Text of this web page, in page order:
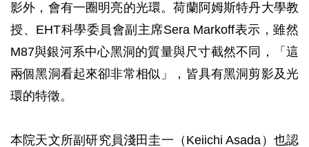
影外，會有一圈明亮的光環。荷蘭阿姆斯特丹大學教
授、EHT科學委員會副主席Sera Markoff表示，雖然
M87與銀河系中心黑洞的質量與尺寸截然不同，「這
兩個黑洞看起來卻非常相似」，皆具有黑洞剪影及光
環的特徵。
本院天文所副研究員淺田圭一（Keiichi Asada）也認